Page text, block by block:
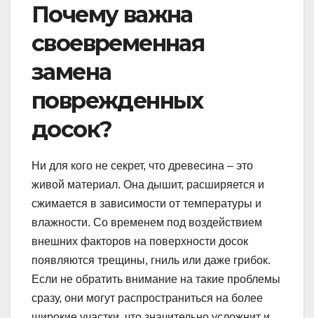
Почему важна
своевременная
замена
поврежденных
досок?
Ни для кого не секрет, что древесина – это
живой материал. Она дышит, расширяется и
сжимается в зависимости от температуры и
влажности. Со временем под воздействием
внешних факторов на поверхности досок
появляются трещины, гниль или даже грибок.
Если не обратить внимание на такие проблемы
сразу, они могут распространиться на более